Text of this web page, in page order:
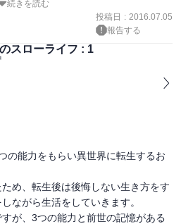
ち着いた性格のため、ヒロインキャ
みやすい内容になっていますのでお
続きを読む
投稿日 : 2016.07.05
報告する
スローライフ : 1
の能力をもらい異世界に転生するお
め、転生後は後悔しない生き方をす
ながら生活をしていきます。
が、3つの能力と前世の記憶がある